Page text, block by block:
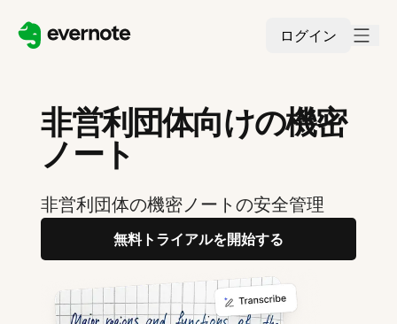
ログイン
非営利団体向けの機密
ノート
非営利団体の機密ノートの安全管理
無料トライアルを開始する